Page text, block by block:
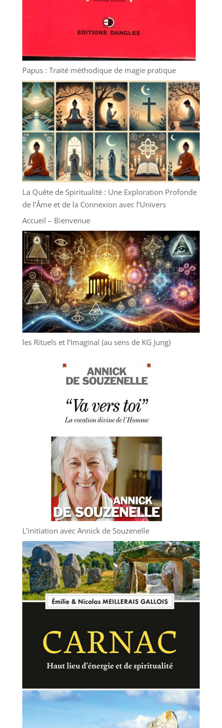
Papus : Traité méthodique de magie pratique
La Quête de Spiritualité : Une Exploration Profonde
de l’Âme et de la Connexion avec l’Univers
Accueil – Bienvenue
les Rituels et l’Imaginal (au sens de KG Jung)
L’initiation avec Annick de Souzenelle